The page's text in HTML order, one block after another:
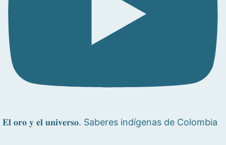
𝐄𝐥 𝐨𝐫𝐨 𝐲 𝐞𝐥 𝐮𝐧𝐢𝐯𝐞𝐫𝐬𝐨. Saberes indígenas de Colombia